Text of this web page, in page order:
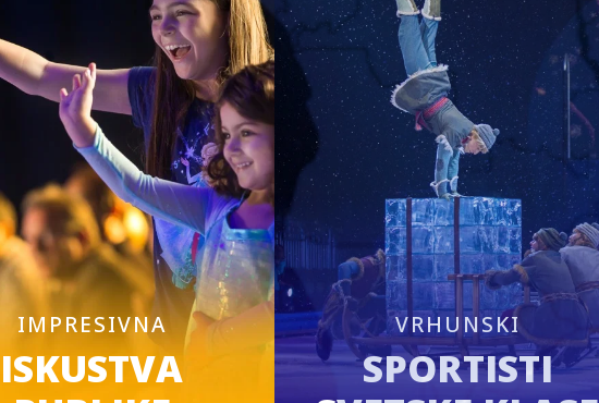
IMPRESIVNA
ISKUSTVA
VRHUNSKI
SPORTISTI